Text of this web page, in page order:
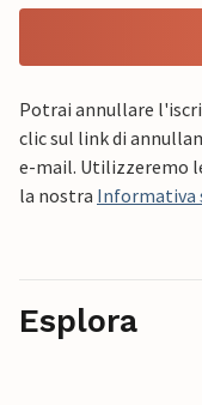
Potrai annullare
clic sul link di
e-mail. Utilizzeremo
la nostra Informativa
Esplora